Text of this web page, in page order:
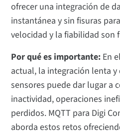
ofrecer una integración de
instantánea y sin fisuras
velocidad y la fiabilidad son
Por qué es importante: En
actual, la integración lenta
sensores puede dar lugar a
inactividad, operaciones
perdidos. MQTT para Digi
aborda estos retos